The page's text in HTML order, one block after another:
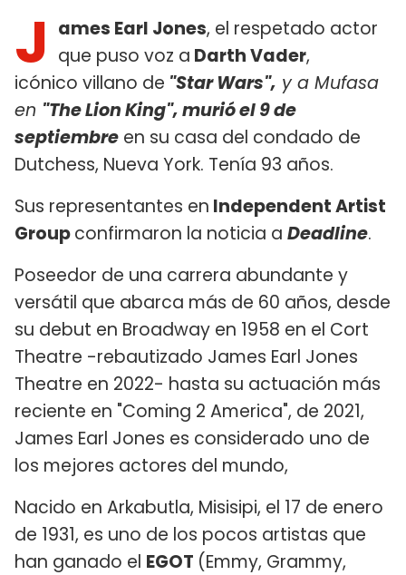
J ames Earl Jones, el respetado actor
que puso voz a Darth Vader,
icónico villano de "Star Wars", y a Mufasa
en "The Lion King", murió el 9 de
septiembre en su casa del condado de
Dutchess, Nueva York. Tenía 93 años.
Sus representantes en Independent Artist
Groupconfirmaron la noticia a Deadline.
Poseedor de una carrera abundante y
versátil que abarca más de 60 años, desde
su debut en Broadway en 1958 en el Cort
Theatre -rebautizado James Earl Jones
Theatre en 2022- hasta su actuación más
reciente en "Coming 2 America", de 2021,
James Earl Jones es considerado uno de
los mejores actores del mundo,
Nacido en Arkabutla, Misisipi, el 17 de enero
de 1931, es uno de los pocos artistas que
han ganado el EGOT (Emmy, Grammy,